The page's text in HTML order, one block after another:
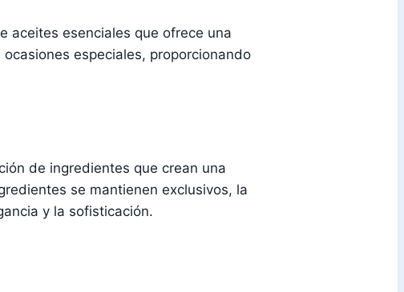
aceites esenciales que ofrece una
especiales, proporcionando
de ingredientes que crean una
se mantienen exclusivos, la
y la sofisticación.